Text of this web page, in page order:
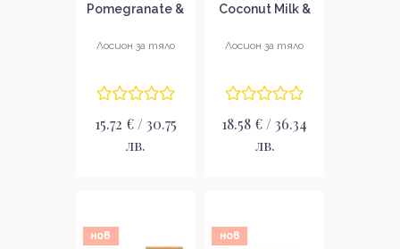
Pomegranate &
Масло за тяло
Лосион за тяло
15.72 € / 30.75
лв.
Coconut Milk &
тяло
Лосион за тяло
18.58 € / 36.34
лв.
нов нов